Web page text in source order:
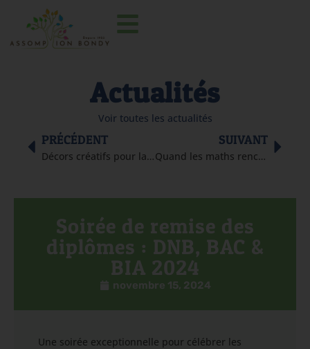
Actualités
Voir toutes les actualités
PRÉCÉDENT
Décors créatifs pour la remise des diplômes
SUIVANT
Quand les maths rencontrent l’art au Paradox Museum
Soirée de remise des
diplômes : DNB, BAC &
BIA 2024
novembre 15, 2024
Une soirée exceptionnelle pour célébrer les